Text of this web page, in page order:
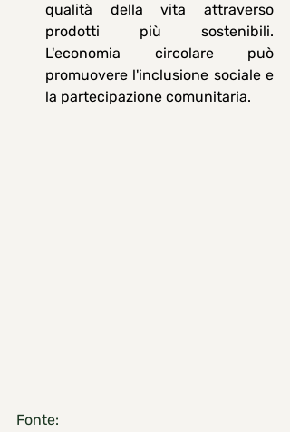
qualità della vita attraverso
prodotti più sostenibili.
L'economia circolare può
promuovere l'inclusione sociale e
la partecipazione comunitaria.
Fonte: